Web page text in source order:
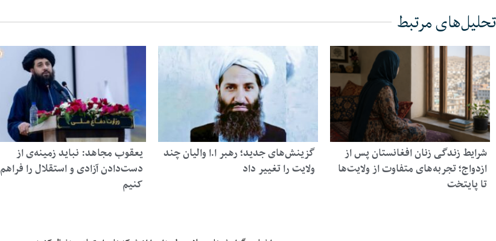
تحلیل‌های مرتبط
شرایط زندگی زنان افغانستان پس از
ازدواج؛ تجربه‌های متفاوت از ولایت‌ها
تا پایتخت
گزینش‌های جدید؛ رهبر ا.ا والیان چند
ولایت را تغییر داد
یعقوب مجاهد: نباید زمینه‌ی از
دست‌دادن آزادی و استقلال را فراهم
کنیم